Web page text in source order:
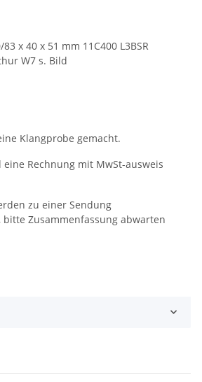
x 40 x 51 mm 11C400 L3BSR
W7 s. Bild
Klangprobe gemacht.
Rechnung mit MwSt-ausweis
zu einer Sendung
bitte Zusammenfassung abwarten